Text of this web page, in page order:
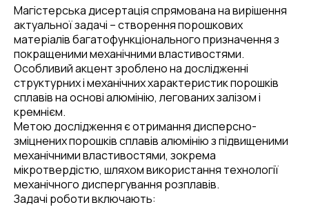
Магістерська дисертація спрямована на вирішення
актуальної задачі – створення порошкових
матеріалів багатофункціонального призначення з
покращеними механічними властивостями.
Особливий акцент зроблено на дослідженні
структурних і механічних характеристик порошків
сплавів на основі алюмінію, легованих залізом і
кремнієм.
Метою дослідження є отримання дисперсно-
зміцнених порошків сплавів алюмінію з підвищеними
механічними властивостями, зокрема
мікротвердістю, шляхом використання технології
механічного диспергування розплавів.
Задачі роботи включають: